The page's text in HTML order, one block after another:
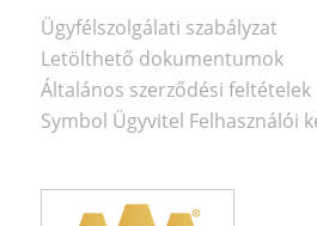
Ügyfélszolgálati szabályzat
Letölthető dokumentumok
Általános szerződési feltételek
Symbol Ügyvitel Felhasználói